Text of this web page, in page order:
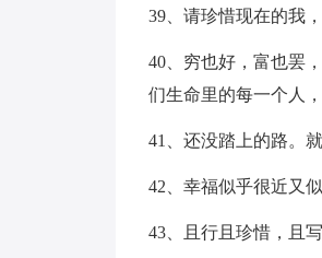
39、请珍惜现在的我
40、穷也好，富也罢
们生命里的每一个人
41、还没踏上的路。
42、幸福似乎很近又
43、且行且珍惜，且写